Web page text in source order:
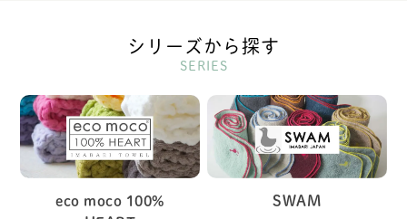
シリーズから探す
SERIES
eco moco 100%
SWAM